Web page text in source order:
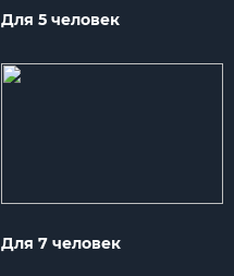
Для 5 человек
Для 7 человек